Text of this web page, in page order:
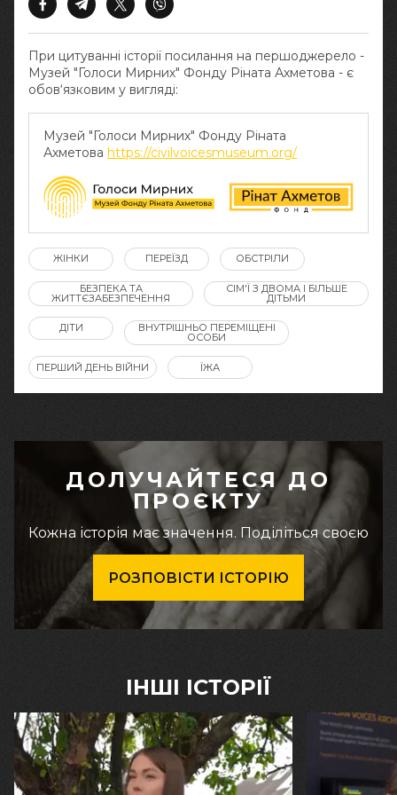
При цитуванні історії посилання на першоджерело -
Музей "Голоси Мирних" Фонду Ріната Ахметова - є
обов‘язковим у вигляді:
Музей "Голоси Мирних" Фонду Ріната
Ахметова https://civilvoicesmuseum.org/
ЖІНКИ ПЕРЕЇЗД ОБСТРІЛИ
БЕЗПЕКА ТА
ЖИТТЄЗАБЕЗПЕЧЕННЯ
СІМ'Ї З ДВОМА І БІЛЬШЕ
ДІТЬМИ
ДІТИ ВНУТРІШНЬО ПЕРЕМІЩЕНІ
ОСОБИ
ПЕРШИЙ ДЕНЬ ВІЙНИ ЇЖА
ДОЛУЧАЙТЕСЯ ДО
ПРОЄКТУ
Кожна історія має значення. Поділіться своєю
РОЗПОВІСТИ ІСТОРІЮ
ІНШІ ІСТОРІЇ